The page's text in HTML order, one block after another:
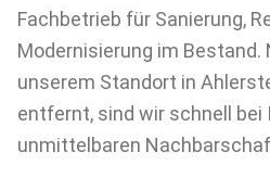
Fachbetrieb für Sanierung,
Modernisierung im Bestand.
unserem Standort in
entfernt, sind wir schnell bei
unmittelbaren